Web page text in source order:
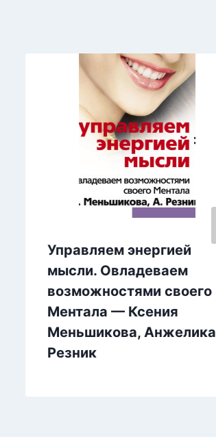
Управляем энергией
мысли. Овладеваем
возможностями своего
Ментала — Ксения
Меньшикова, Анжелика
Резник